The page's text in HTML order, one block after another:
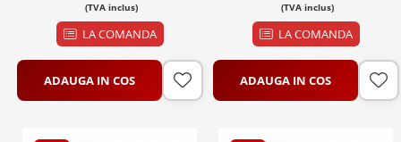
(TVA inclus)
LA COMANDA
ADAUGA IN COS
(TVA inclus)
LA COMANDA
ADAUGA IN COS